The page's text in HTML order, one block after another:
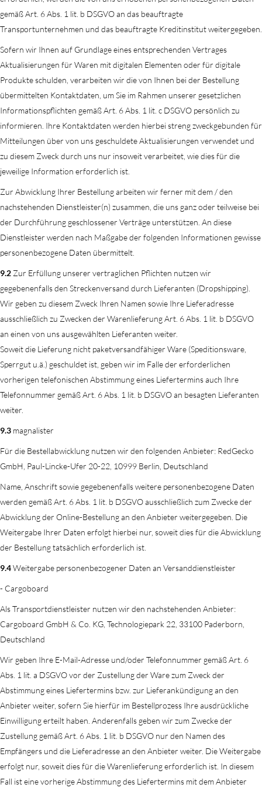
gemäß Art. 6 Abs. 1 lit. b DSGVO an das beauftragte
Transportunternehmen und das beauftragte Kreditinstitut weitergegeben.
Sofern wir Ihnen auf Grundlage eines entsprechenden Vertrages
Aktualisierungen für Waren mit digitalen Elementen oder für digitale
Produkte schulden, verarbeiten wir die von Ihnen bei der Bestellung
übermittelten Kontaktdaten, um Sie im Rahmen unserer gesetzlichen
Informationspflichten gemäß Art. 6 Abs. 1 lit. c DSGVO persönlich zu
informieren. Ihre Kontaktdaten werden hierbei streng zweckgebunden für
Mitteilungen über von uns geschuldete Aktualisierungen verwendet und
zu diesem Zweck durch uns nur insoweit verarbeitet, wie dies für die
jeweilige Information erforderlich ist.
Zur Abwicklung Ihrer Bestellung arbeiten wir ferner mit dem / den
nachstehenden Dienstleister(n) zusammen, die uns ganz oder teilweise bei
der Durchführung geschlossener Verträge unterstützen. An diese
Dienstleister werden nach Maßgabe der folgenden Informationen gewisse
personenbezogene Daten übermittelt.
9.2 Zur Erfüllung unserer vertraglichen Pflichten nutzen wir
gegebenenfalls den Streckenversand durch Lieferanten (Dropshipping).
Wir geben zu diesem Zweck Ihren Namen sowie Ihre Lieferadresse
ausschließlich zu Zwecken der Warenlieferung Art. 6 Abs. 1 lit. b DSGVO
an einen von uns ausgewählten Lieferanten weiter.
Soweit die Lieferung nicht paketversandfähiger Ware (Speditionsware,
Sperrgut u.ä.) geschuldet ist, geben wir im Falle der erforderlichen
vorherigen telefonischen Abstimmung eines Liefertermins auch Ihre
Telefonnummer gemäß Art. 6 Abs. 1 lit. b DSGVO an besagten Lieferanten
weiter.
9.3 magnalister
Für die Bestellabwicklung nutzen wir den folgenden Anbieter: RedGecko
GmbH, Paul-Lincke-Ufer 20-22, 10999 Berlin, Deutschland
Name, Anschrift sowie gegebenenfalls weitere personenbezogene Daten
werden gemäß Art. 6 Abs. 1 lit. b DSGVO ausschließlich zum Zwecke der
Abwicklung der Online-Bestellung an den Anbieter weitergegeben. Die
Weitergabe Ihrer Daten erfolgt hierbei nur, soweit dies für die Abwicklung
der Bestellung tatsächlich erforderlich ist.
9.4Weitergabe personenbezogener Daten an Versanddienstleister
- Cargoboard
Als Transportdienstleister nutzen wir den nachstehenden Anbieter:
Cargoboard GmbH & Co. KG, Technologiepark 22, 33100 Paderborn,
Deutschland
Wir geben Ihre E-Mail-Adresse und/oder Telefonnummer gemäß Art. 6
Abs. 1 lit. a DSGVO vor der Zustellung der Ware zum Zweck der
Abstimmung eines Liefertermins bzw. zur Lieferankündigung an den
Anbieter weiter, sofern Sie hierfür im Bestellprozess Ihre ausdrückliche
Einwilligung erteilt haben. Anderenfalls geben wir zum Zwecke der
Zustellung gemäß Art. 6 Abs. 1 lit. b DSGVO nur den Namen des
Empfängers und die Lieferadresse an den Anbieter weiter. Die Weitergabe
erfolgt nur, soweit dies für die Warenlieferung erforderlich ist. In diesem
Fall ist eine vorherige Abstimmung des Liefertermins mit dem Anbieter